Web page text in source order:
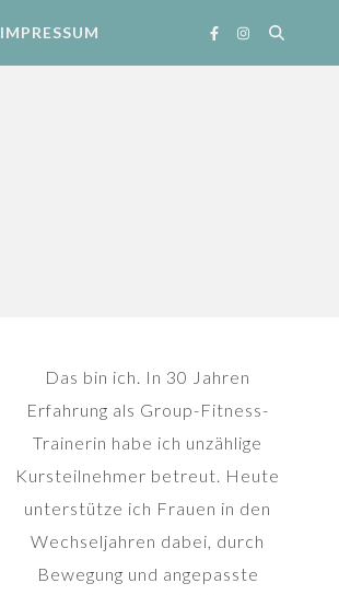
IMPRESSUM
Das bin ich. In 30 Jahren
Erfahrung als Group-Fitness-
Trainerin habe ich unzählige
Kursteilnehmer betreut. Heute
unterstütze ich Frauen in den
Wechseljahren dabei, durch
Bewegung und angepasste